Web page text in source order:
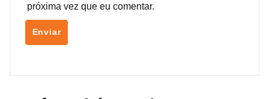
próxima vez que eu comentar.